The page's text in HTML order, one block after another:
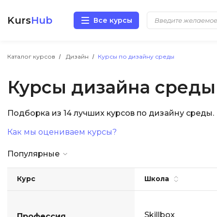
KursHub Все курсы
Каталог курсов Дизайн Курсы по дизайну среды
Курсы дизайна среды
Подборка из 14 лучших курсов по дизайну
Как мы оцениваем курсы?
Популярные
Курс Школа
Skillbox
Разработка
Маркетинг
Аналитика
Иностранные языки